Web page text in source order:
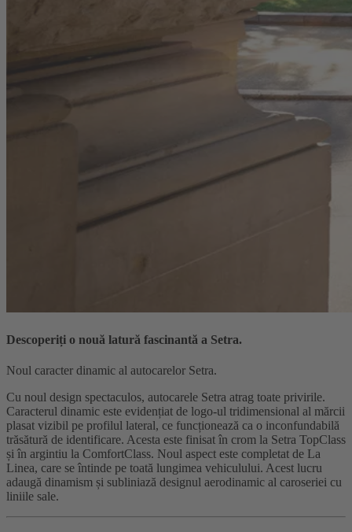
Descoperiți o nouă latură fascinantă a Setra.
Noul caracter dinamic al autocarelor Setra.
Cu noul design spectaculos, autocarele Setra atrag toate privirile.
Caracterul dinamic este evidențiat de logo-ul tridimensional al mărcii
plasat vizibil pe profilul lateral, ce funcționează ca o inconfundabilă
trăsătură de identificare. Acesta este finisat în crom la Setra TopClass
și în argintiu la ComfortClass. Noul aspect este completat de La
Linea, care se întinde pe toată lungimea vehiculului. Acest lucru
adaugă dinamism și subliniază designul aerodinamic al caroseriei cu
liniile sale.